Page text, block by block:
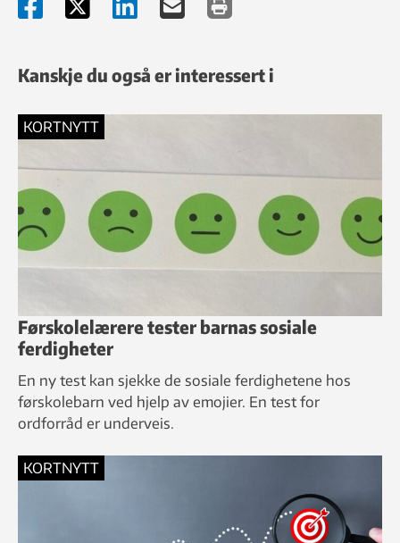
Kanskje du også er interessert i
KORTNYTT
Førskolelærere tester barnas sosiale
ferdigheter
En ny test kan sjekke de sosiale ferdighetene hos
førskolebarn ved hjelp av emojier. En test for
ordforråd er underveis.
KORTNYTT